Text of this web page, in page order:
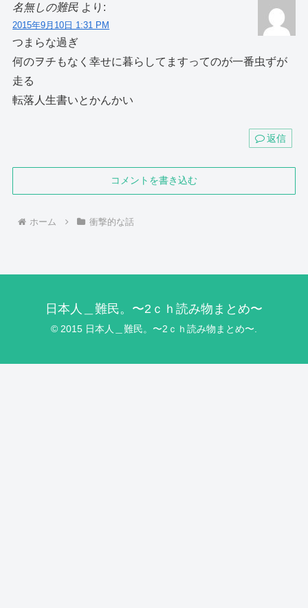
名無しの難民 より:
2015年9月10日 1:31 PM
つまらな過ぎ
何のヲチもなく幸せに暮らしてますってのが一番虫ずが
走る
転落人生書いとかんかい
返信
コメントを書き込む
ホーム 衝撃的な話
日本人＿難民。〜2ｃｈ読み物まとめ〜
© 2015 日本人＿難民。〜2ｃｈ読み物まとめ〜.